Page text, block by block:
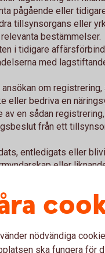
pågående eller
tillsynsorgans eller
bestämmelser.
i tidigare
med
om registrering,
eller bedriva en
av en sådan
från ett
entledigats eller
eller
att inneha ledande
som dålig betalare
i
bidragit till en situation
nödvändiga
ska fungera för